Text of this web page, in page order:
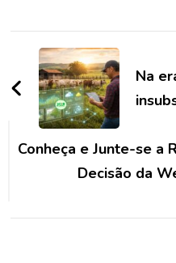
Navegação
de
post
Na
Conheça e Junte-se a
Decisão da